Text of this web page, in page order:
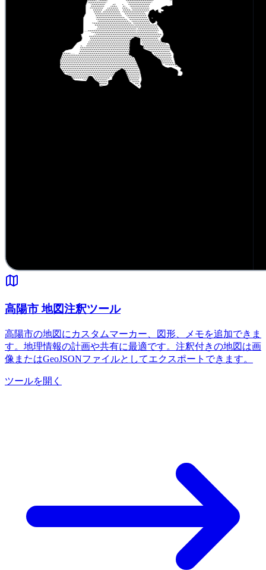
高陽市 地図注釈ツール
高陽市の地図にカスタムマーカー、図形、メモを追加できま
す。地理情報の計画や共有に最適です。注釈付きの地図は画
像またはGeoJSONファイルとしてエクスポートできます。
ツールを開く